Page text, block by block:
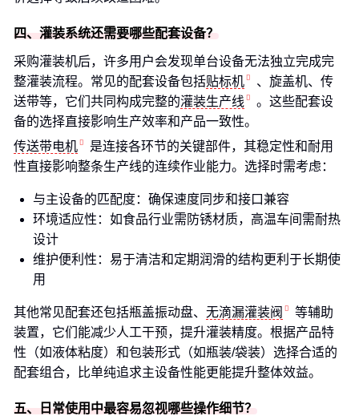
四、灌装系统还需要哪些配套设备？
采购灌装机后，许多用户会发现单台设备无法独立完成完
整灌装流程。常见的配套设备包括贴标机
、旋盖机、传
送带等，它们共同构成完整的灌装生产线
。这些配套设
备的选择直接影响生产效率和产品一致性。
传送带电机
是连接各环节的关键部件，其稳定性和耐用
性直接影响整条生产线的连续作业能力。选择时需考虑：
与主设备的匹配度：确保速度同步和接口兼容
环境适应性：如食品行业需防锈材质，高温车间需耐热
设计
维护便利性：易于清洁和定期润滑的结构更利于长期使
用
其他常见配套还包括瓶盖振动盘、 无滴漏灌装阀
等辅助
装置，它们能减少人工干预，提升灌装精度。根据产品特
性（如液体粘度）和包装形式（如瓶装/袋装）选择合适的
配套组合，比单纯追求主设备性能更能提升整体效益。
五、日常使用中最容易忽视哪些操作细节？